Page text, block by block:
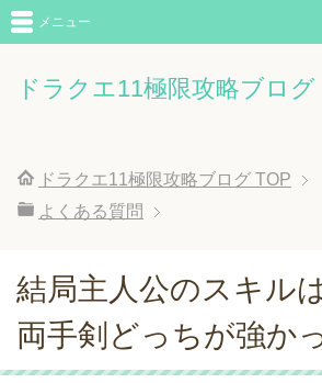
ドラクエ11極限攻略ブログ
メニュー
ドラクエ11極限攻略ブログ TOP
よくある質問
結局主人公のスキル
両手剣どっちが強か